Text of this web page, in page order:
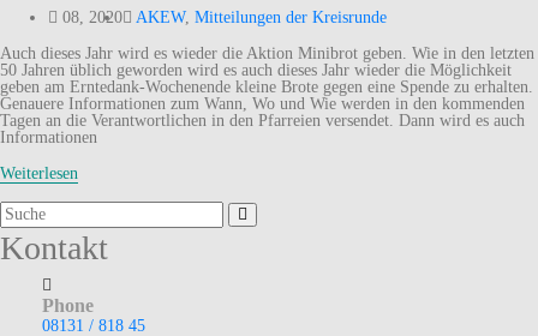
08, 2020 AKEW, Mitteilungen der Kreisrunde
Auch dieses Jahr wird es wieder die Aktion Minibrot geben. Wie in den letzten
50 Jahren üblich geworden wird es auch dieses Jahr wieder die Möglichkeit
geben am Erntedank-Wochenende kleine Brote gegen eine Spende zu erhalten.
Genauere Informationen zum Wann, Wo und Wie werden in den kommenden
Tagen an die Verantwortlichen in den Pfarreien versendet. Dann wird es auch
Informationen
Weiterlesen
Suchergebnis
für:
Kontakt
Phone
08131 / 818 45